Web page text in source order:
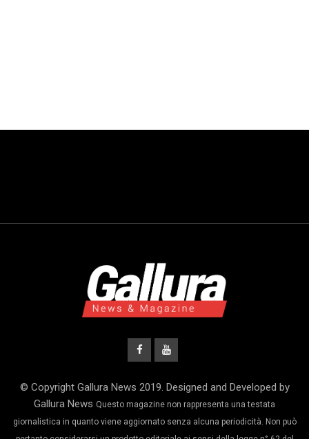
© Copyright Gallura News 2019. Designed and Developed by
Gallura News Questo magazine non rappresenta una testata
giornalistica in quanto viene aggiornato senza alcuna periodicità. Non può